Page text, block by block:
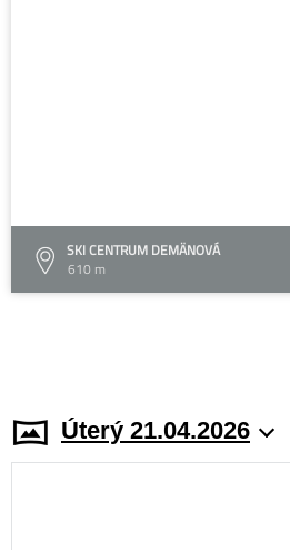
SKI CENTRUM DEMÄNOVÁ
610 m
Úterý 21.04.2026